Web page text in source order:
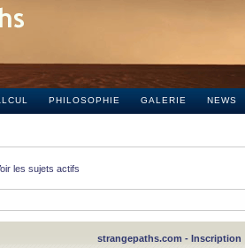
PHILOSOPHIE GALERIE NEWS
les sujets actifs
strangepaths.com - Inscription